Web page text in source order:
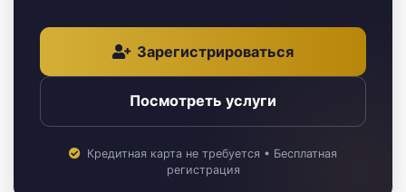
Зарегистрироваться
Посмотреть услуги
Кредитная карта не требуется • Бесплатная
регистрация